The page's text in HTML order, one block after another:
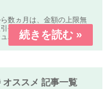
数ヵ月は、金額の上限無
手数料が無料」又は「全
バック」のキャンペーン
しています。
オススメ 記事一覧